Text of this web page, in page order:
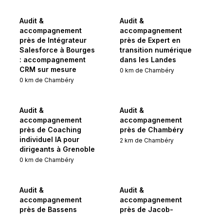
Audit &
accompagnement
près de Intégrateur
Salesforce à Bourges
: accompagnement
CRM sur mesure
0 km de Chambéry
Audit &
accompagnement
près de Expert en
transition numérique
dans les Landes
0 km de Chambéry
Audit &
accompagnement
près de Coaching
individuel IA pour
dirigeants à Grenoble
0 km de Chambéry
Audit &
accompagnement
près de Chambéry
2 km de Chambéry
Audit &
accompagnement
près de Bassens
Audit &
accompagnement
près de Jacob-